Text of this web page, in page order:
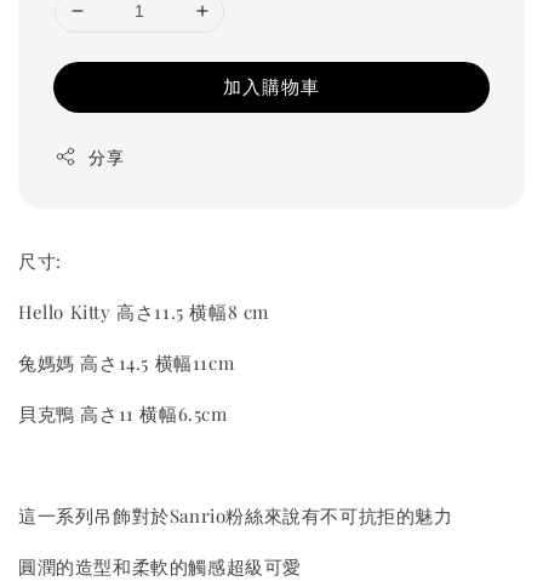
加入購物車
分享
尺寸:
Hello Kitty 高さ11.5 横幅8 cm
兔媽媽 高さ14.5 横幅11cm
貝克鴨 高さ11 横幅6.5cm
這一系列吊飾對於Sanrio粉絲來說有不可抗拒的魅力
圓潤的造型和柔軟的觸感超級可愛